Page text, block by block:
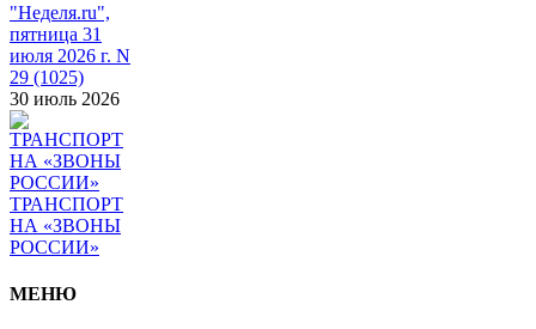
"Неделя.ru",
пятница 31
июля 2026 г. N
29 (1025)
30 июль 2026
ТРАНСПОРТ
НА «ЗВОНЫ
РОССИИ»
МЕНЮ